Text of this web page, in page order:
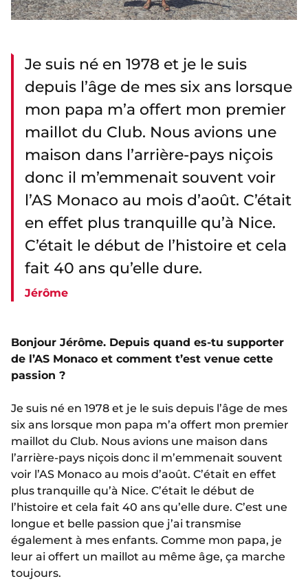
Je suis né en 1978 et je le suis
depuis l’âge de mes six ans lorsque
mon papa m’a offert mon premier
maillot du Club. Nous avions une
maison dans l’arrière-pays niçois
donc il m’emmenait souvent voir
l’AS Monaco au mois d’août. C’était
en effet plus tranquille qu’à Nice.
C’était le début de l’histoire et cela
fait 40 ans qu’elle dure.
Jérôme
Bonjour Jérôme. Depuis quand es-tu supporter
de l’AS Monaco et comment t’est venue cette
passion ?
Je suis né en 1978 et je le suis depuis l’âge de mes
six ans lorsque mon papa m’a offert mon premier
maillot du Club. Nous avions une maison dans
l’arrière-pays niçois donc il m’emmenait souvent
voir l’AS Monaco au mois d’août. C’était en effet
plus tranquille qu’à Nice. C’était le début de
l’histoire et cela fait 40 ans qu’elle dure. C’est une
longue et belle passion que j’ai transmise
également à mes enfants. Comme mon papa, je
leur ai offert un maillot au même âge, ça marche
toujours.